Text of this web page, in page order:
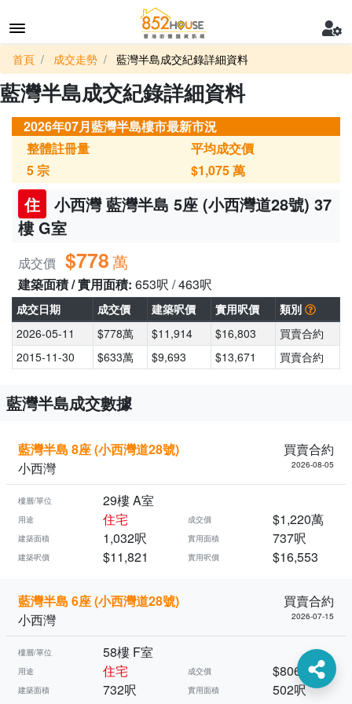
首頁 成交走勢 藍灣半島成交紀錄詳細資料
藍灣半島成交紀錄詳細資料
2026年07月藍灣半島樓市最新市況
整體註冊量
5宗
平均成交價
$1,075萬
住
小西灣 藍灣半島 5座 (小西灣道28號) 37
樓 G室
成交價 $778萬
建築面積 / 實用面積: 653呎 / 463呎
成交日期 成交價 建築呎價 實用呎價
類別
2026-05-11
$778萬 $11,914 $16,803
買賣合約
2015-11-30
$633萬 $9,693 $13,671 買賣合約
藍灣半島成交數據
藍灣半島 8座 (小西灣道28號)
買賣合約
小西灣
2026-08-05
樓層/單位 29樓 A室
用途 住宅 成交價 $1,220萬
建築面積 1,032呎 實用面積 737呎
建築呎價 $11,821 實用呎價 $16,553
藍灣半島 6座 (小西灣道28號)
買賣合約
小西灣
2026-07-15
樓層/單位 58樓 F室
用途 住宅 成交價 $806萬
建築面積 732呎 實用面積 502呎